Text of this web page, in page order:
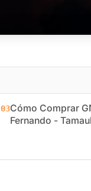
03Cómo Comprar
Fernando -